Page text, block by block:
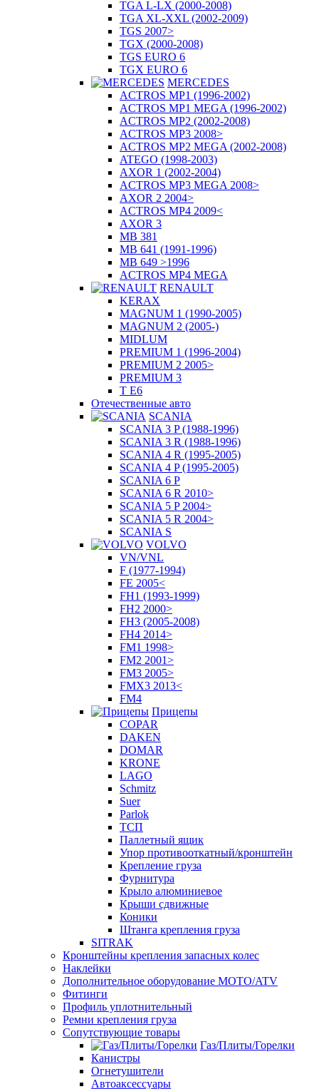
TGA L-LX (2000-2008)
TGA XL-XXL (2002-2009)
TGS 2007>
TGX (2000-2008)
TGS EURO 6
TGX EURO 6
MERCEDES
ACTROS MP1 (1996-2002)
ACTROS MP1 MEGA (1996-2002)
ACTROS MP2 (2002-2008)
ACTROS MP3 2008>
ACTROS MP2 MEGA (2002-2008)
ATEGO (1998-2003)
AXOR 1 (2002-2004)
ACTROS MP3 MEGA 2008>
AXOR 2 2004>
ACTROS MP4 2009<
AXOR 3
MB 381
MB 641 (1991-1996)
MB 649 >1996
ACTROS MP4 MEGA
RENAULT
KERAX
MAGNUM 1 (1990-2005)
MAGNUM 2 (2005-)
MIDLUM
PREMIUM 1 (1996-2004)
PREMIUM 2 2005>
PREMIUM 3
T E6
Отечественные авто
SCANIA
SCANIA 3 P (1988-1996)
SCANIA 3 R (1988-1996)
SCANIA 4 R (1995-2005)
SCANIA 4 P (1995-2005)
SCANIA 6 P
SCANIA 6 R 2010>
SCANIA 5 P 2004>
SCANIA 5 R 2004>
SCANIA S
VOLVO
VN/VNL
F (1977-1994)
FE 2005<
FH1 (1993-1999)
FH2 2000>
FH3 (2005-2008)
FH4 2014>
FM1 1998>
FM2 2001>
FM3 2005>
FMX3 2013<
FM4
Прицепы
COPAR
DAKEN
DOMAR
KRONE
LAGO
Schmitz
Suer
Parlok
ТСП
Паллетный ящик
Упор противооткатный/кронштейн
Крепление груза
Фурнитура
Крыло алюминиевое
Крыши сдвижные
Коники
Штанга крепления груза
SITRAK
Кронштейны крепления запасных колес
Наклейки
Дополнительное оборудование MOTO/ATV
Фитинги
Профиль уплотнительный
Ремни крепления груза
Сопутствующие товары
Газ/Плиты/Горелки
Канистры
Огнетушители
Автоаксессуары